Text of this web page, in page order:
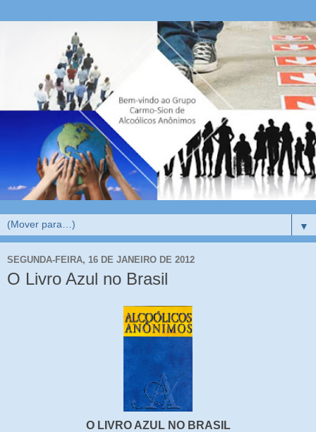
▼
SEGUNDA-FEIRA, 16 DE JANEIRO DE 2012
O Livro Azul no Brasil
O LIVRO AZUL NO BRASIL